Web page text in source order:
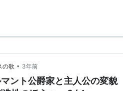
の歌 • 3年前
ント公爵家と主人公の変